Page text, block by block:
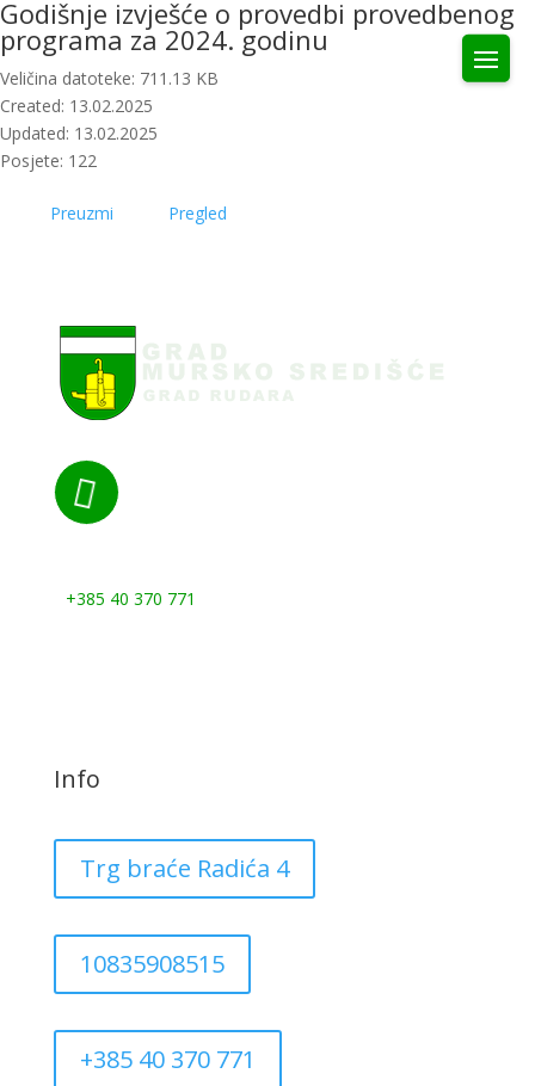
Godišnje izvješće o provedbi provedbenog
programa za 2024. godinu
Veličina datoteke: 711.13 KB
Created: 13.02.2025
Updated: 13.02.2025
Posjete: 122
Preuzmi Pregled

+385 40 370 771
Info
Trg braće Radića 4
10835908515
+385 40 370 771